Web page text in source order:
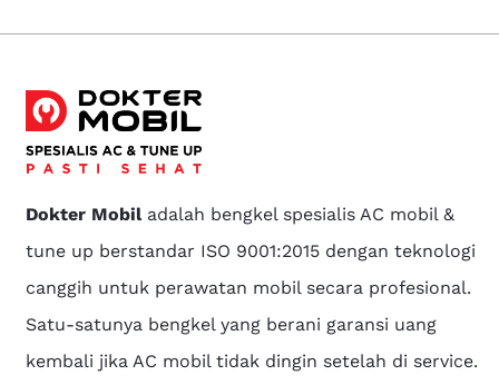
Dokter Mobiladalah bengkel spesialis AC mobil &
tune up berstandar ISO 9001:2015 dengan teknologi
canggih untuk perawatan mobil secara profesional.
Satu-satunya bengkel yang berani garansi uang
kembali jika AC mobil tidak dingin setelah di service.